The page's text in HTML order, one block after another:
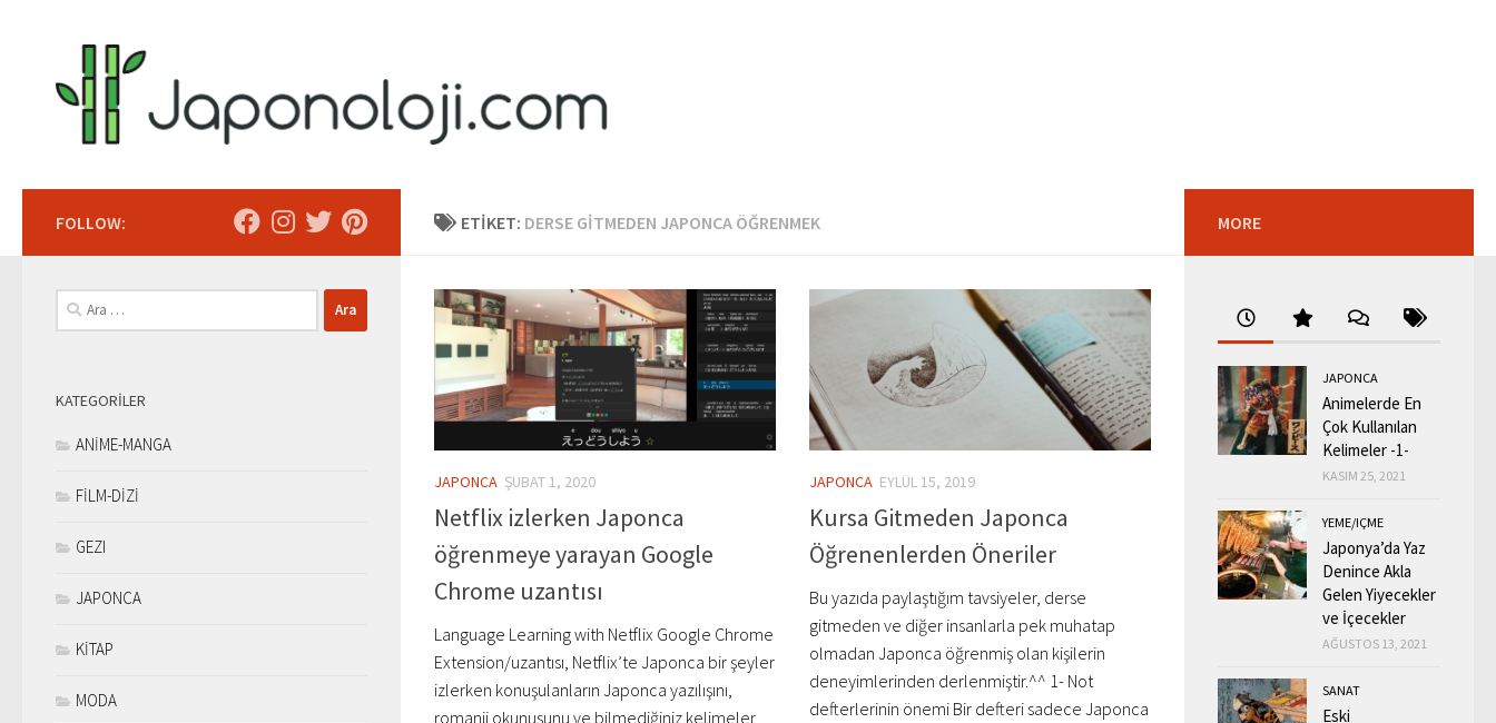
ETIKET: DERSE GITMEDEN JAPONCA ÖĞRENMEK
JAPONCA ŞUBAT 1, 2020
Netflix izlerken Japonca
öğrenmeye yarayan Google
Chrome uzantısı
Language Learning with Netflix Google Chrome
Extension/uzantısı, Netflix’te Japonca bir şeyler
izlerken konuşulanların Japonca yazılışını,
romanji okunuşunu ve bilmediğiniz kelimeler
JAPONCA EYLÜL 15, 2019
Kursa Gitmeden Japonca
Öğrenenlerden Öneriler
Bu yazıda paylaştığım tavsiyeler, derse
gitmeden ve diğer insanlarla pek muhatap
olmadan Japonca öğrenmiş olan kişilerin
deneyimlerinden derlenmiştir.^^ 1- Not
defterlerinin önemi Bir defteri sadece Japonca
FOLLOW:
Arama:
KATEGORILER
ANİME-MANGA
FİLM-DİZİ
GEZI
JAPONCA
KİTAP
MODA
MORE
JAPONCA
Animelerde En
Çok Kullanılan
Kelimeler -1-
KASIM 25, 2021
YEME/IÇME
Japonya’da Yaz
Denince Akla
Gelen Yiyecekler
ve İçecekler
AĞUSTOS 13, 2021
SANAT
Eski